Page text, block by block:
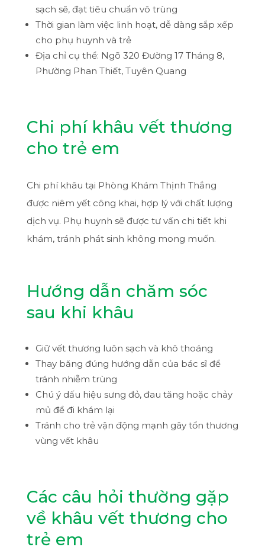
sạch sẽ, đạt tiêu chuẩn vô trùng
Thời gian làm việc linh hoạt, dễ dàng sắp xếp
cho phụ huynh và trẻ
Địa chỉ cụ thể: Ngõ 320 Đường 17 Tháng 8,
Phường Phan Thiết, Tuyên Quang
Chi phí khâu vết thương
cho trẻ em
Chi phí khâu tại Phòng Khám Thịnh Thắng
được niêm yết công khai, hợp lý với chất lượng
dịch vụ. Phụ huynh sẽ được tư vấn chi tiết khi
khám, tránh phát sinh không mong muốn.
Hướng dẫn chăm sóc
sau khi khâu
Giữ vết thương luôn sạch và khô thoáng
Thay băng đúng hướng dẫn của bác sĩ để
tránh nhiễm trùng
Chú ý dấu hiệu sưng đỏ, đau tăng hoặc chảy
mủ để đi khám lại
Tránh cho trẻ vận động mạnh gây tổn thương
vùng vết khâu
Các câu hỏi thường gặp
về khâu vết thương cho
trẻ em